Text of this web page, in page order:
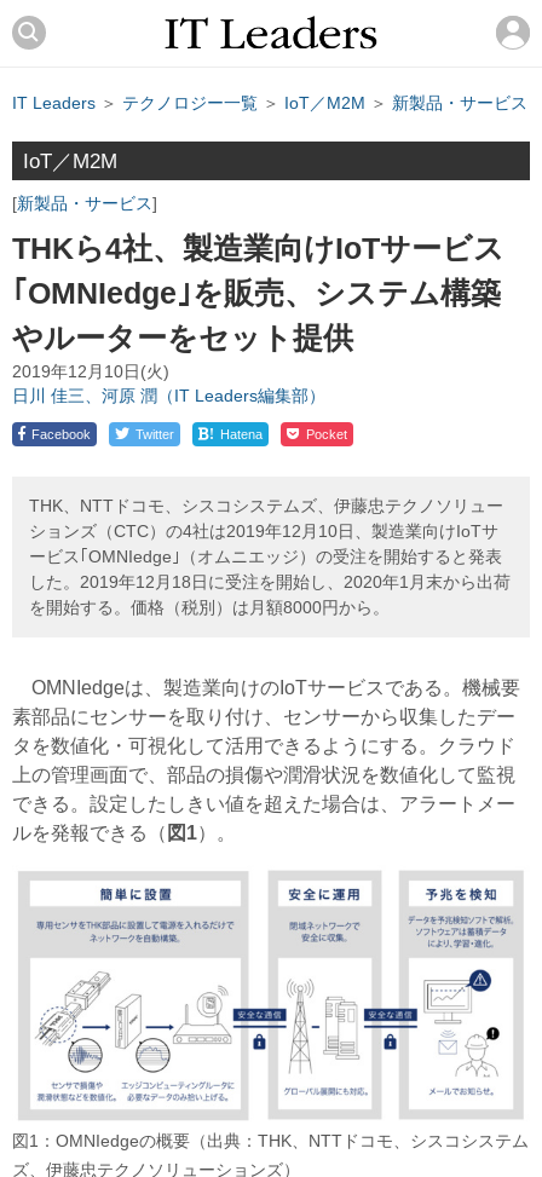
IT Leaders ＞ テクノロジー一覧 ＞ IoT／M2M ＞ 新製品・サービス
IoT／M2M
新製品・サービス
THKら4社、製造業向けIoTサービス
｢OMNIedge｣を販売、システム構築
やルーターをセット提供
2019年12月10日(火)
日川 佳三、河原 潤（IT Leaders編集部）
Facebook Twitter ! Hatena Pocket
THK、NTTドコモ、シスコシステムズ、伊藤忠テクノソリュー
ションズ（CTC）の4社は2019年12月10日、製造業向けIoTサ
ービス｢OMNIedge｣（オムニエッジ）の受注を開始すると発表
した。2019年12月18日に受注を開始し、2020年1月末から出荷
を開始する。価格（税別）は月額8000円から。
OMNIedgeは、製造業向けのIoTサービスである。機械要
素部品にセンサーを取り付け、センサーから収集したデー
タを数値化・可視化して活用できるようにする。クラウド
上の管理画面で、部品の損傷や潤滑状況を数値化して監視
できる。設定したしきい値を超えた場合は、アラートメー
ルを発報できる（ 図1）。
図1：OMNIedgeの概要（出典：THK、NTTドコモ、シスコシステム
ズ、伊藤忠テクノソリューションズ）